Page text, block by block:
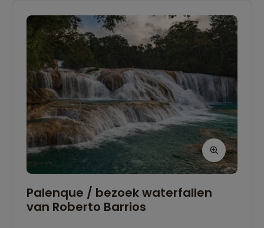
Palenque / bezoek waterfallen
van Roberto Barrios